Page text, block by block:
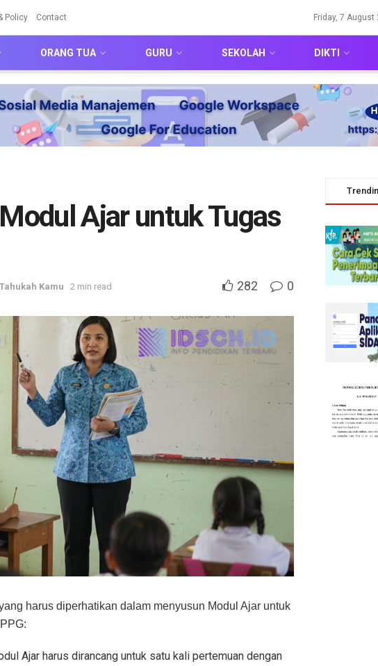
Policy Contact Friday, 7 August
ORANG TUA GURU SEKOLAH DIKTI
Ajar untuk Tugas
Tahukah Kamu 2 min read 282 0
harus diperhatikan dalam menyusun Modul Ajar untuk
Ajar harus dirancang untuk satu kali pertemuan dengan